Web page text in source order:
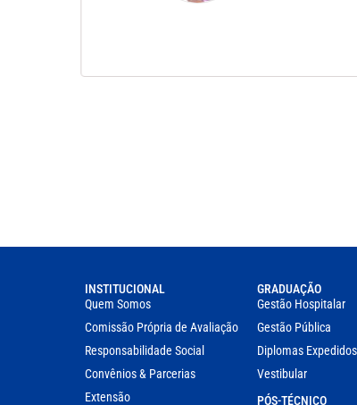
INSTITUCIONAL
Quem Somos
Comissão Própria de Avaliação
Responsabilidade Social
Convênios & Parcerias
Extensão
GRADUAÇÃO
Gestão Hospitalar
Gestão Pública
Diplomas Expedidos
Vestibular
PÓS-TÉCNICO